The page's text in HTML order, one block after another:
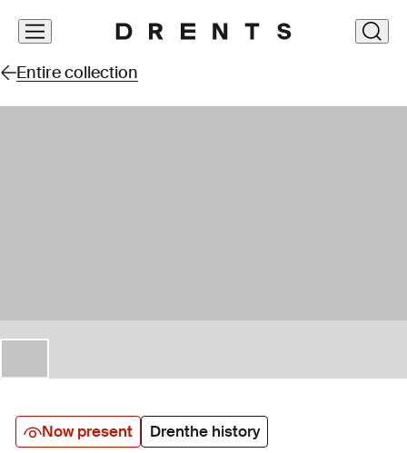
Skip
Entire collection
Now present Drenthe history